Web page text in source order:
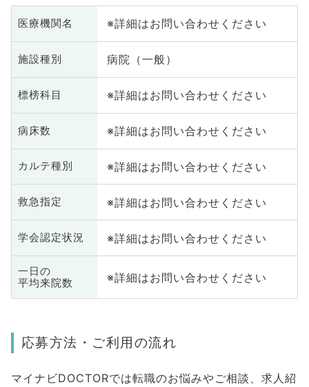
医療機関名 ※詳細はお問い合わせください
施設種別 病院（一般）
標榜科目 ※詳細はお問い合わせください
病床数 ※詳細はお問い合わせください
カルテ種別 ※詳細はお問い合わせください
救急指定 ※詳細はお問い合わせください
学会認定状況 ※詳細はお問い合わせください
一日の
平均来院数
※詳細はお問い合わせください
応募方法・ご利用の流れ
マイナビDOCTORでは転職のお悩みやご相談、求人紹